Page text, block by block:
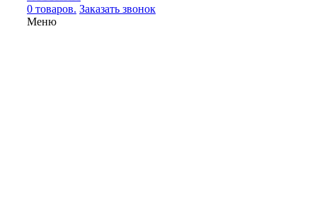
0 товаров. Заказать звонок
Меню